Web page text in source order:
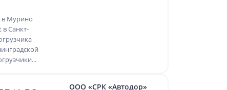
в Мурино
Санкт-
ООО «СРК «Автодор»